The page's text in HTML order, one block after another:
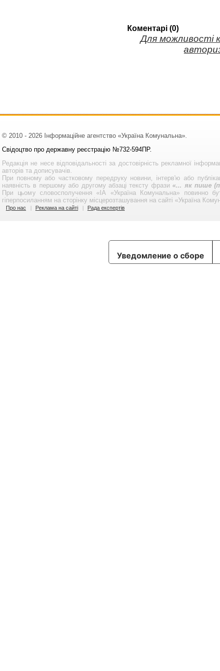
Коментарі (0)
Для можливості
© 2010 - 2026 Інформаційне агентство «Україна Комунальна».
Свідоцтво про державну реєстрацію №732-594ПР.
Редакція не несе відповідальності за достовірність рекламної
авторів та дописувачів.
При повному або частковому передруку новини, інтерв'ю або
наявність в першому або другому абзаці тексту фрази«... як пише
При цьому словосполучення «ІА «Україна Комунальна» повинно
гіперпосиланням на сторінку місцерозташування на сайті «Україна
Про нас Реклама на сайті Рада експертів
Уведомление о сборе